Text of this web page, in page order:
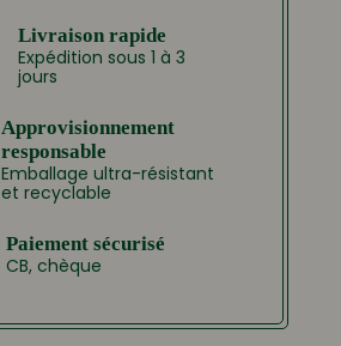
Livraison rapide
Expédition sous 1 à 3
jours
Approvisionnement
responsable
Emballage ultra-résistant
et recyclable
Paiement sécurisé
CB, chèque